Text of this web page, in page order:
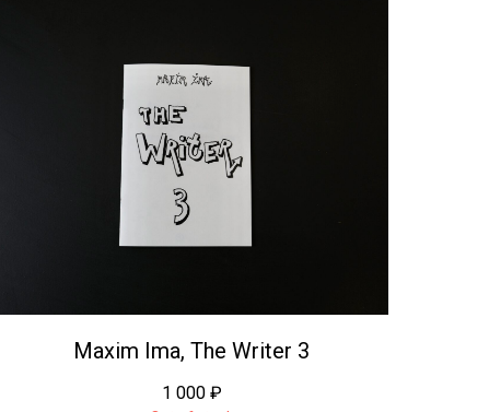
Maxim Ima, The Writer 3
1 000 ₽